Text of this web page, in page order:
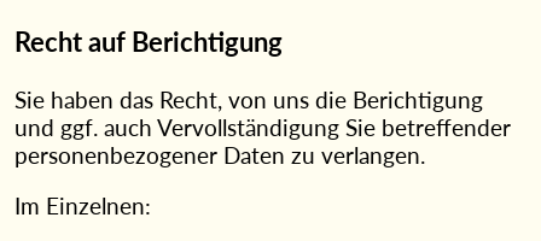
Recht auf Berichtigung
Sie haben das Recht, von uns die Berichtigung
und ggf. auch Vervollständigung Sie betreffender
personenbezogener Daten zu verlangen.
Im Einzelnen: